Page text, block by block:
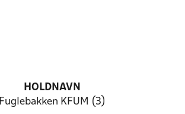
HOLDNAVN
Fuglebakken KFUM (3)